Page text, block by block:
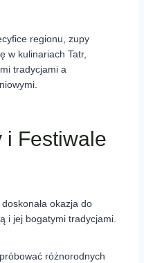
regionu, zupy
w kulinariach Tatr,
tradycjami a
i Festiwale
okazja do
i jej bogatymi tradycjami.
różnorodnych